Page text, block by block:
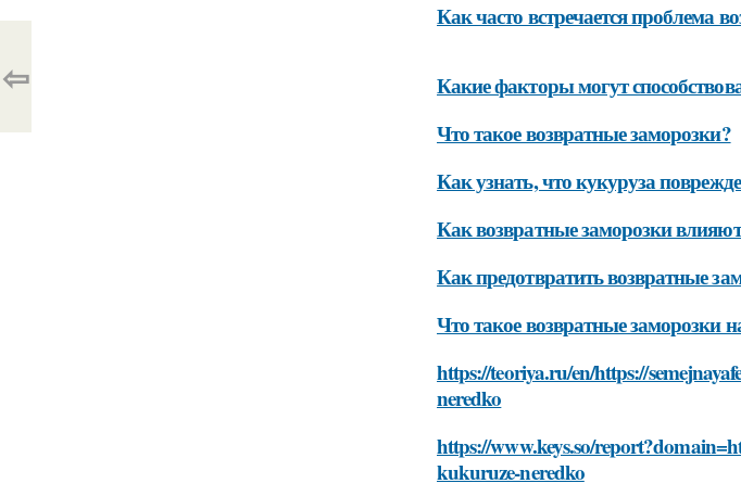
Как часто встречается проблема
Какие факторы могут
Что такое возвратные заморозки?
Как узнать, что кукуруза
Как возвратные заморозки
Как предотвратить возвратные
Что такое возвратные заморозки
https://teoriya.ru/en/https://
neredko
https://www.keys.so/
kukuruze-neredko
⇦